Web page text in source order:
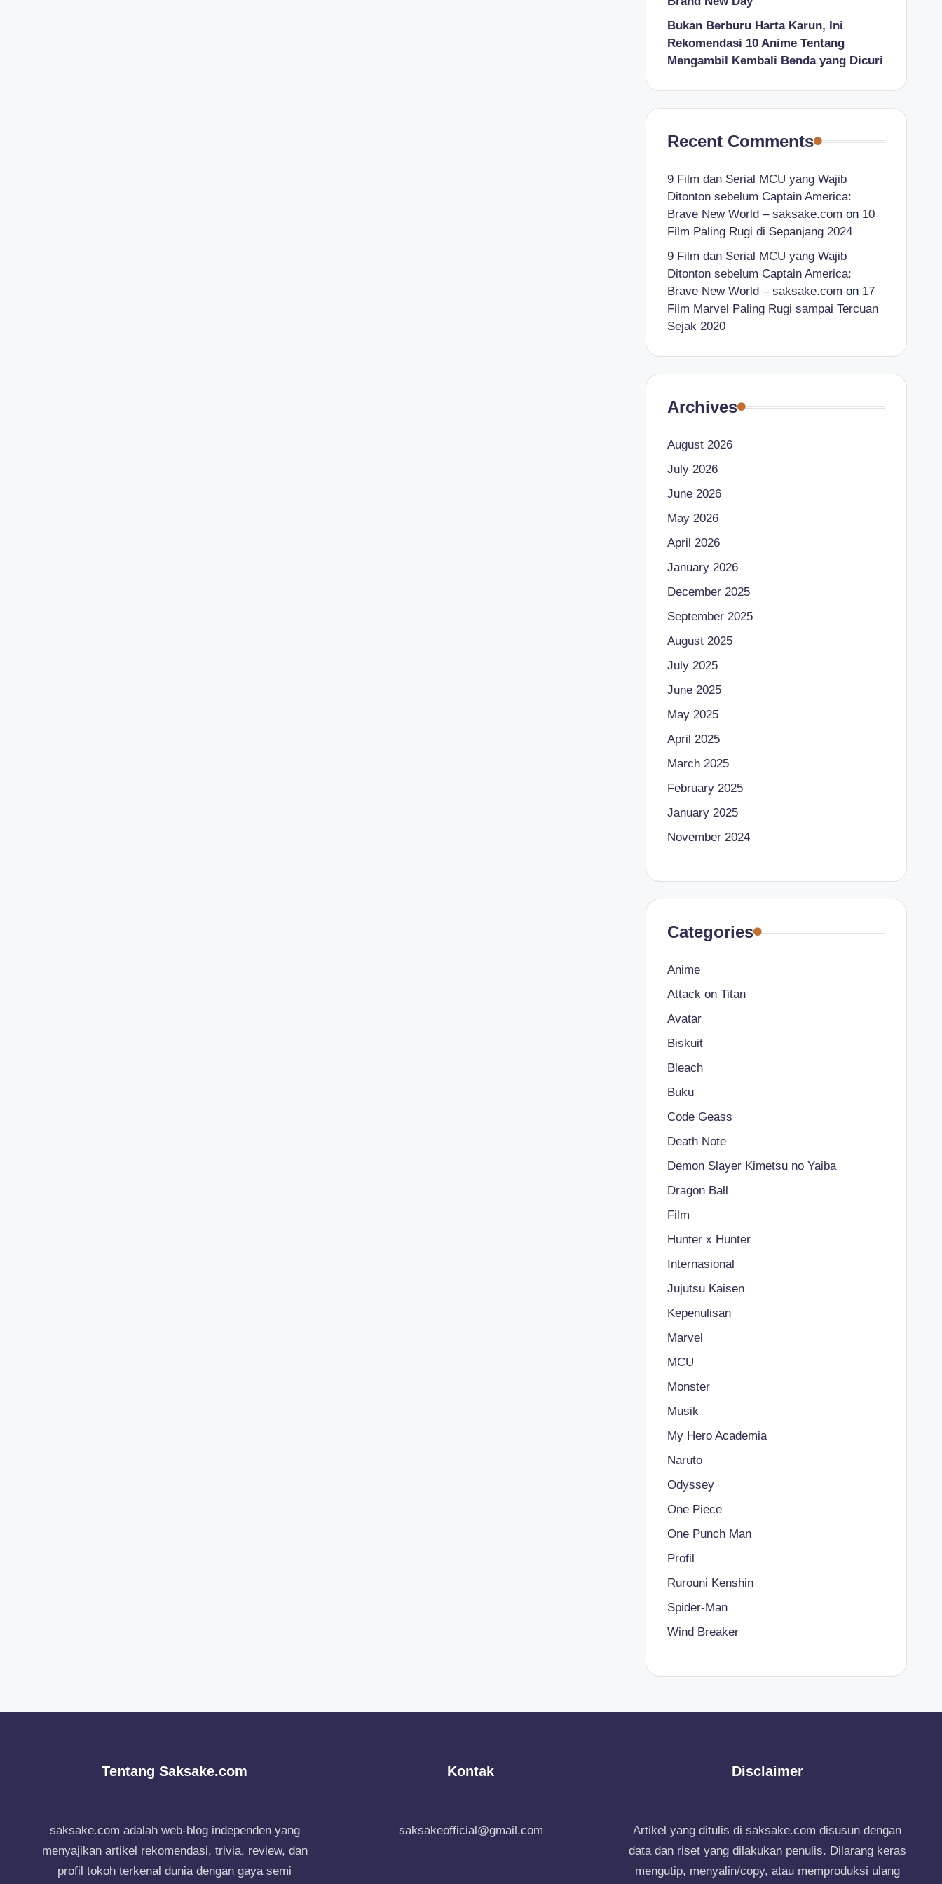
Bukan Berburu Harta Karun, Ini
Rekomendasi 10 Anime Tentang
Mengambil Kembali Benda yang Dicuri
Recent Comments
9 Film dan Serial MCU yang Wajib
Ditonton sebelum Captain America:
Brave New World – saksake.com on 10
Film Paling Rugi di Sepanjang 2024
9 Film dan Serial MCU yang Wajib
Ditonton sebelum Captain America:
Brave New World – saksake.com on 17
Film Marvel Paling Rugi sampai Tercuan
Sejak 2020
Archives
August 2026
July 2026
June 2026
May 2026
April 2026
January 2026
December 2025
September 2025
August 2025
July 2025
June 2025
May 2025
April 2025
March 2025
February 2025
January 2025
November 2024
Categories
Anime
Attack on Titan
Avatar
Biskuit
Bleach
Buku
Code Geass
Death Note
Demon Slayer Kimetsu no Yaiba
Dragon Ball
Film
Hunter x Hunter
Internasional
Jujutsu Kaisen
Kepenulisan
Marvel
MCU
Monster
Musik
My Hero Academia
Naruto
Odyssey
One Piece
One Punch Man
Profil
Rurouni Kenshin
Spider-Man
Wind Breaker
Tentang Saksake.com
saksake.com adalah web-blog independen yang
menyajikan artikel rekomendasi, trivia, review, dan
profil tokoh terkenal dunia dengan gaya semi
Kontak
saksakeofficial@gmail.com
Disclaimer
Artikel yang ditulis di saksake.com disusun dengan
data dan riset yang dilakukan penulis. Dilarang keras
mengutip, menyalin/copy, atau memproduksi ulang